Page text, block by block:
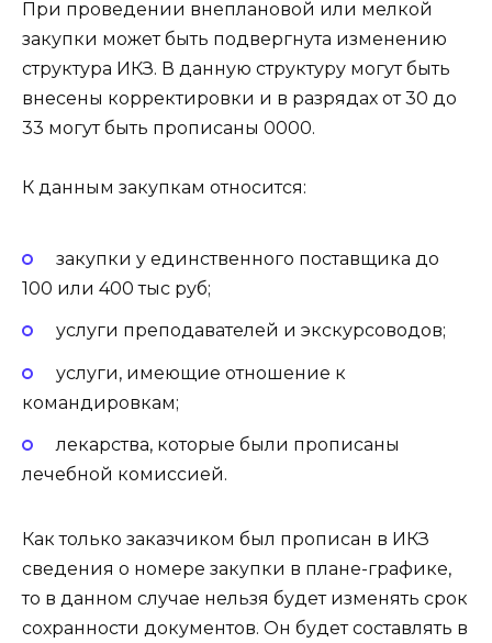
При проведении внеплановой или мелкой
закупки может быть подвергнута изменению
структура ИКЗ. В данную структуру могут быть
внесены корректировки и в разрядах от 30 до
33 могут быть прописаны 0000.
К данным закупкам относится:
закупки у единственного поставщика до
100 или 400 тыс руб;
услуги преподавателей и экскурсоводов;
услуги, имеющие отношение к
командировкам;
лекарства, которые были прописаны
лечебной комиссией.
Как только заказчиком был прописан в ИКЗ
сведения о номере закупки в плане-графике,
то в данном случае нельзя будет изменять срок
сохранности документов. Он будет составлять в